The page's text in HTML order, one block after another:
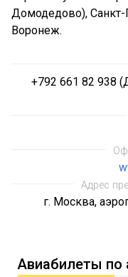
Домодедово), Санкт-
Воронеж.
+792 661 82 938
Адрес
г. Москва,
Авиабилеты по